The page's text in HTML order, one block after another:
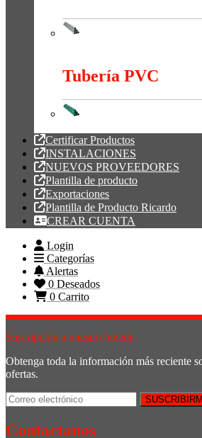
Tubería PVC
Certificar Productos
INSTALACIONES
NUEVOS PROVEEDORES
Plantilla de producto
Exportaciones
Plantilla de Producto Ricardo
CREAR CUENTA
Login
Categorías
Alertas
0 Deseados
0 Carrito
Suscripción a nuestro boletín
Obtenga toda la información más reciente
ofertas.
Contactanos